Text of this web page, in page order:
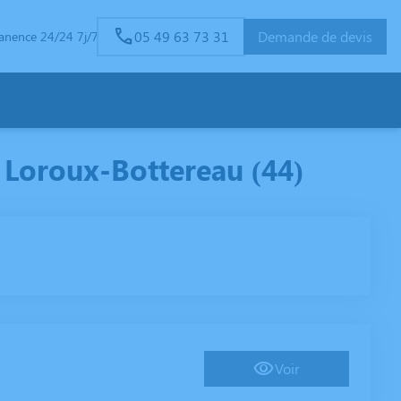
24/24 7j/7 05 49 63 73 31 Demande de devis
Loroux-Bottereau (44)
Voir